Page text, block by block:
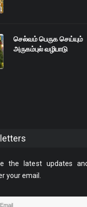
செல்வம் பெருக செய்யும்
அருகம்புல் வழிபாடு
the latest updates
your email.